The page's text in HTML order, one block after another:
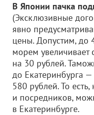
В Японии пачка
(Эксклюзивные
явно
цены. Допустим, до
морем увеличивает
на 30 рублей.
до Екатеринбурга
580 рублей. То
и посредников,
в Екатеринбурге.